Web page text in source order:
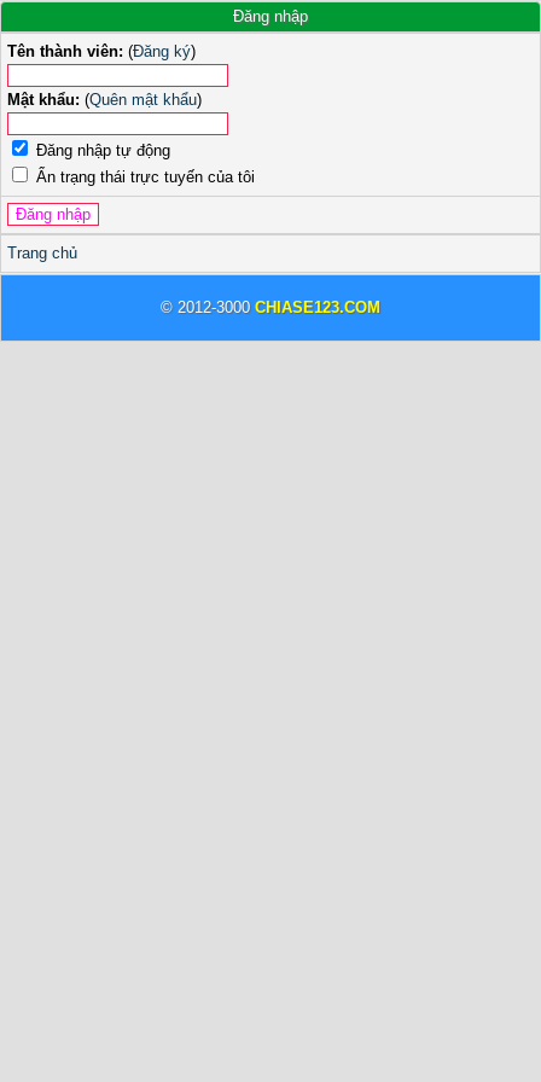
Đăng nhập
Tên thành viên: (Đăng ký)
Mật khẩu: (Quên mật khẩu)
Đăng nhập tự động
Ẩn trạng thái trực tuyến của tôi
Trang chủ
© 2012-3000 CHIASE123.COM